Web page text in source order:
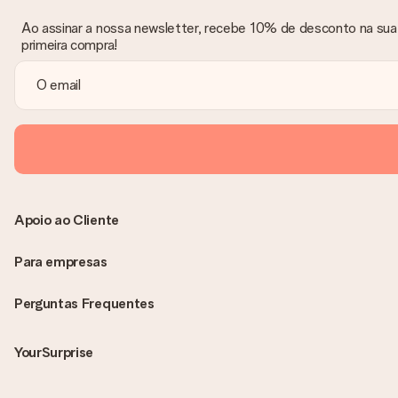
Ao assinar a nossa newsletter, recebe 10% de desconto na sua
primeira compra!
Perguntas Frequentes
YourSurprise
Apoio ao Cliente
Para empresas